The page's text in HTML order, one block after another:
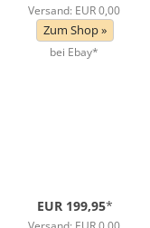
Versand: EUR 0,00
Zum Shop »
bei Ebay*
EUR 199,95*